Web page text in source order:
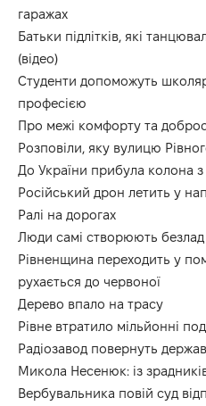
гаражах
Батьки підлітків, які
(відео)
Студенти допоможуть
професією
Про межі комфорту та
Розповіли, яку вулицю
До України прибула колона
Російський дрон летить у
Ралі на дорогах
Люди самі створюють безлад
Рівненщина переходить у
рухається до червоної
Дерево впало на трасу
Рівне втратило мільйонні
Радіозавод повернуть
Микола Несенюк: із
Вербувальника повій суд